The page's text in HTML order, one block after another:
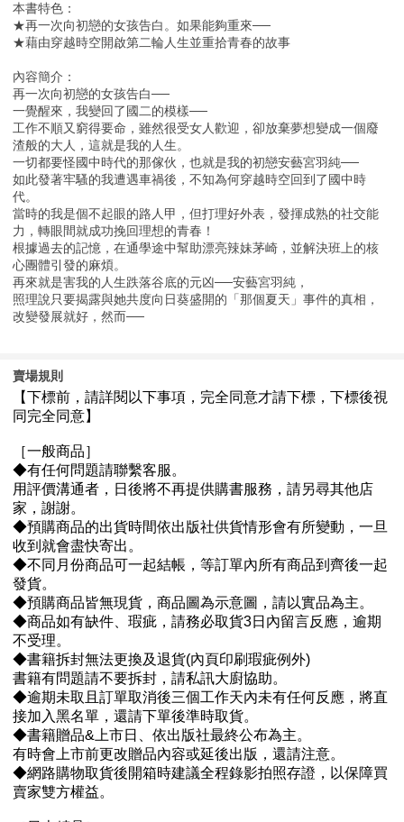
本書特色：
★再一次向初戀的女孩告白。如果能夠重來──
★藉由穿越時空開啟第二輪人生並重拾青春的故事
內容簡介：
再一次向初戀的女孩告白──
一覺醒來，我變回了國二的模樣──
工作不順又窮得要命，雖然很受女人歡迎，卻放棄夢想變成一個廢
渣般的大人，這就是我的人生。
一切都要怪國中時代的那傢伙，也就是我的初戀安藝宮羽純──
如此發著牢騷的我遭遇車禍後，不知為何穿越時空回到了國中時
代。
當時的我是個不起眼的路人甲，但打理好外表，發揮成熟的社交能
力，轉眼間就成功挽回理想的青春！
根據過去的記憶，在通學途中幫助漂亮辣妹茅崎，並解決班上的核
心團體引發的麻煩。
再來就是害我的人生跌落谷底的元凶──安藝宮羽純，
照理說只要揭露與她共度向日葵盛開的「那個夏天」事件的真相，
改變發展就好，然而──
賣場規則